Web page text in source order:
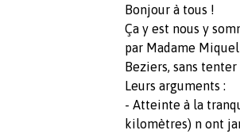
Bonjour à tous !
Ça y est nous y
par Madame
Beziers, sans
Leurs arguments :
- Atteinte à la
kilomètres) n ont